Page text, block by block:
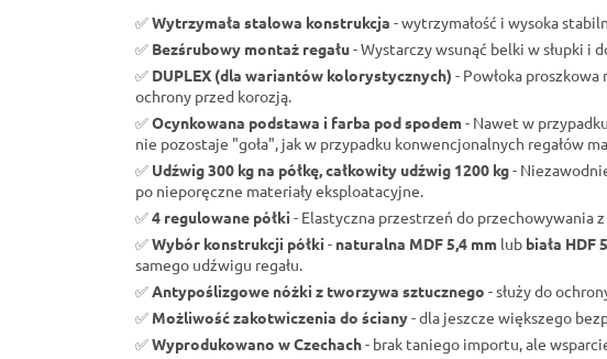
✅Wytrzymała stalowa konstrukcja - wytrzymałość i wysoka
✅ Bezśrubowy montaż regału- Wystarczy wsunąć belki w słupki i
✅ DUPLEX (dla wariantów kolorystycznych) - Powłoka
ochrony przed korozją.
✅Ocynkowana podstawa i farba pod spodem- Nawet w
nie pozostaje "goła", jak w przypadku konwencjonalnych regałów
✅ Udźwig 300 kg na półkę, całkowity udźwig 1200 kg-
po nieporęczne materiały eksploatacyjne.
✅4 regulowane półki - Elastyczna przestrzeń do przechowywania
✅Wybór konstrukcji półki - naturalna MDF 5,4 mm lub biała HDF
samego udźwigu regału.
✅Antypoślizgowe nóżki z tworzywa sztucznego - służy do
✅ Możliwość zakotwiczenia do ściany- dla jeszcze większego
✅Wyprodukowano w Czechach- brak taniego importu, ale